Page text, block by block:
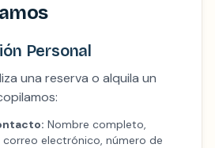
Personal
una reserva o alquila un
Nombre completo,
electrónico, número de